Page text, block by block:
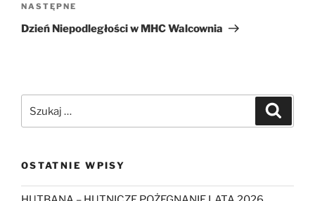
Następny
wpis
NASTĘPNE
Dzień Niepodległości w MHC Walcownia
OSTATNIE WPISY